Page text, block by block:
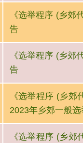
《选举程序 (乡
告
《选举程序 (乡
告
《选举程序 (乡
2023年乡郊一般
《选举程序 (乡